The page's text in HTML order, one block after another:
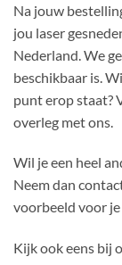
Na jouw
jou laser
Nederland. We
beschikbaar is.
punt erop staat?
overleg met ons.
Wil je een heel
Neem dan
voorbeeld voor
Kijk ook eens bij